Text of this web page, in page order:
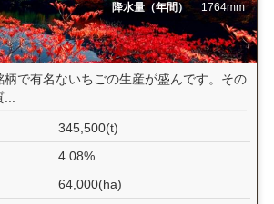
降水量（年間）
1764mm
柄で有名ないちごの生産が盛んです。その
345,500(t)
4.08%
64,000(ha)